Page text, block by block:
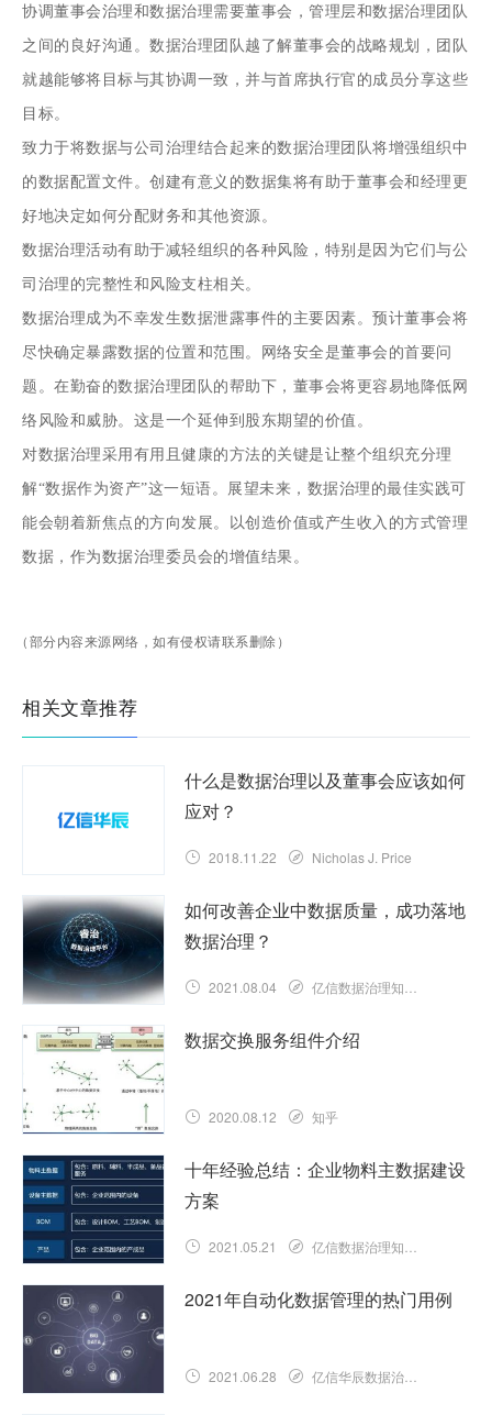
协调董事会治理和数据治理需要董事会，管理层和数据治理团队
之间的良好沟通。数据治理团队越了解董事会的战略规划，团队
就越能够将目标与其协调一致，并与首席执行官的成员分享这些
目标。
致力于将数据与公司治理结合起来的数据治理团队将增强组织中
的数据配置文件。创建有意义的数据集将有助于董事会和经理更
好地决定如何分配财务和其他资源。
数据治理活动有助于减轻组织的各种风险，特别是因为它们与公
司治理的完整性和风险支柱相关。
数据治理成为不幸发生数据泄露事件的主要因素。预计董事会将
尽快确定暴露数据的位置和范围。网络安全是董事会的首要问
题。在勤奋的数据治理团队的帮助下，董事会将更容易地降低网
络风险和威胁。这是一个延伸到股东期望的价值。
对数据治理采用有用且健康的方法的关键是让整个组织充分理
解“数据作为资产”这一短语。展望未来，数据治理的最佳实践可
能会朝着新焦点的方向发展。以创造价值或产生收入的方式管理
数据，作为数据治理委员会的增值结果。
（部分内容来源网络，如有侵权请联系删除）
相关文章推荐
什么是数据治理以及董事会应该如何
应对？
2018.11.22 Nicholas J. Price
如何改善企业中数据质量，成功落地
数据治理？
2021.08.04 亿信数据治理知识库
数据交换服务组件介绍
2020.08.12 知乎
十年经验总结：企业物料主数据建设
方案
2021.05.21 亿信数据治理知识库
2021年自动化数据管理的热门用例
2021.06.28 亿信华辰数据治理知识库